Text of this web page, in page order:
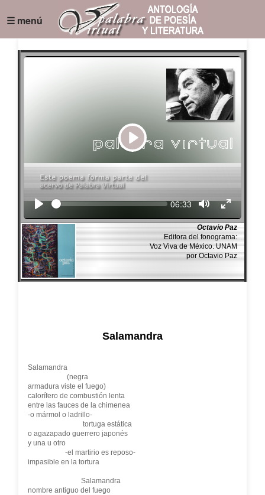
☰ menú
Play
Seek Current
06:33
Octavio Paz
Editora del fonograma:
Voz Viva de México. UNAM
por Octavio Paz
Salamandra
Salamandra
(negra
armadura viste el fuego)
calorífero de combustión lenta
entre las fauces de la chimenea
-o mármol o ladrillo-
tortuga estática
o agazapado guerrero japonés
y una u otro
-el martirio es reposo-
impasible en la tortura
Salamandra
nombre antiguo del fuego